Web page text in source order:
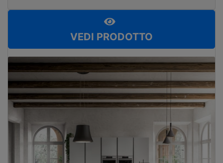
VEDI PRODOTTO